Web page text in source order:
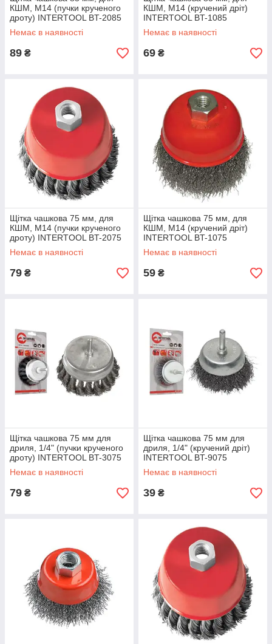
КШМ, М14 (пучки крученого
дроту) INTERTOOL BT-2085
Немає в наявності
89 ₴
КШМ, М14 (кручений дріт)
INTERTOOL BT-1085
Немає в наявності
69 ₴
Щітка чашкова 75 мм, для
КШМ, М14 (пучки крученого
дроту) INTERTOOL BT-2075
Немає в наявності
79 ₴
Щітка чашкова 75 мм, для
КШМ, М14 (кручений дріт)
INTERTOOL BT-1075
Немає в наявності
59 ₴
Щітка чашкова 75 мм для
дриля, 1/4" (пучки крученого
дроту) INTERTOOL BT-3075
Немає в наявності
79 ₴
Щітка чашкова 75 мм для
дриля, 1/4" (кручений дріт)
INTERTOOL BT-9075
Немає в наявності
39 ₴